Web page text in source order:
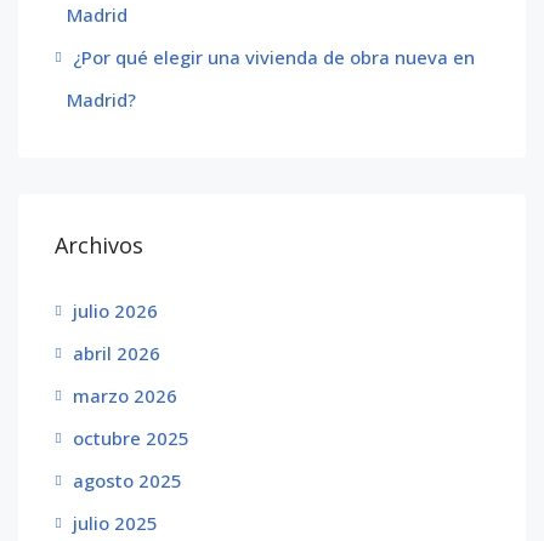
Madrid
¿Por qué elegir una vivienda de obra nueva en
Madrid?
Archivos
julio 2026
abril 2026
marzo 2026
octubre 2025
agosto 2025
julio 2025